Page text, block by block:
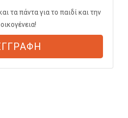
τα πάντα για το παιδί και την
οικογένεια!